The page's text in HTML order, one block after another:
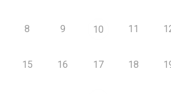
8 9 10 11
15 16 17 18